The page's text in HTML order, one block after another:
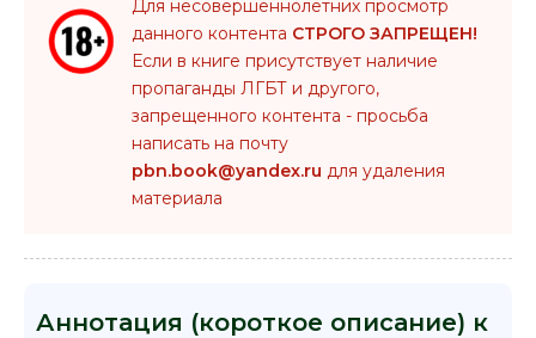
Для несовершеннолетних просмотр
данного контента СТРОГО ЗАПРЕЩЕН!
Если в книге присутствует наличие
пропаганды ЛГБТ и другого,
запрещенного контента - просьба
написать на почту
pbn.book@yandex.ru для удаления
материала
Аннотация (короткое описание) к